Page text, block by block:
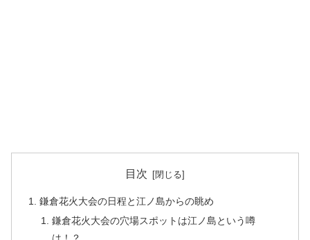
目次
鎌倉花火大会の日程と江ノ島からの眺め
鎌倉花火大会の穴場スポットは江ノ島という噂